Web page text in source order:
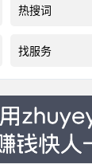
热搜词
找服务